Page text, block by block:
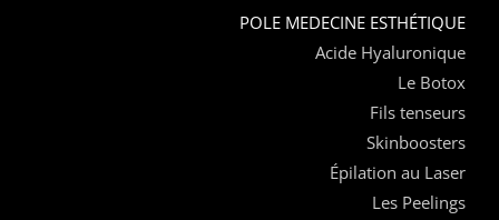
POLE MEDECINE ESTHÉTIQUE
Acide Hyaluronique
Le Botox
Fils tenseurs
Skinboosters
Épilation au Laser
Les Peelings